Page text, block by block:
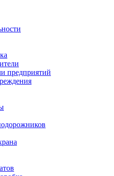
предприятий